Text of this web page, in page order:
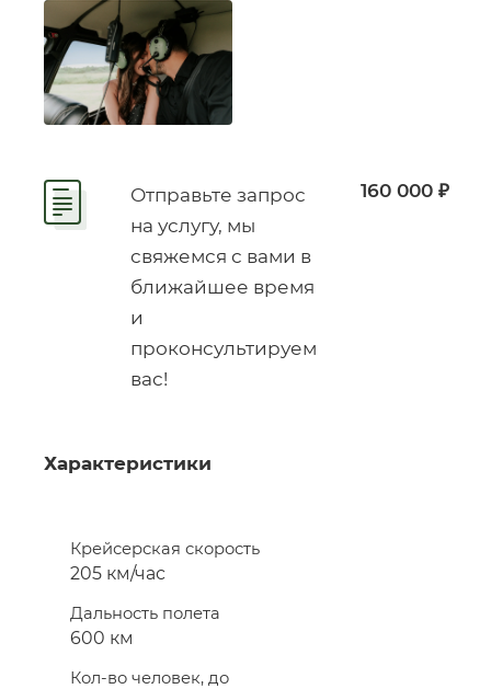
Отправьте запрос
на услугу, мы
свяжемся с вами в
ближайшее время
и
проконсультируем
вас!
160 000 ₽
Характеристики
Крейсерская скорость
205 км/час
Дальность полета
600 км
Кол-во человек, до